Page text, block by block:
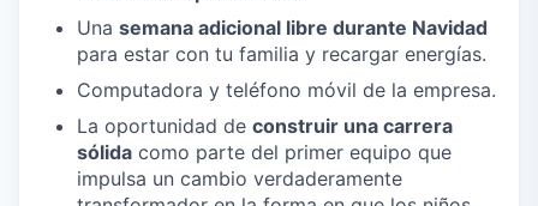
Una semana adicional libre durante Navidad
para estar con tu familia y recargar energías.
Computadora y teléfono móvil de la empresa.
La oportunidad de construir una carrera
sólida como parte del primer equipo que
impulsa un cambio verdaderamente